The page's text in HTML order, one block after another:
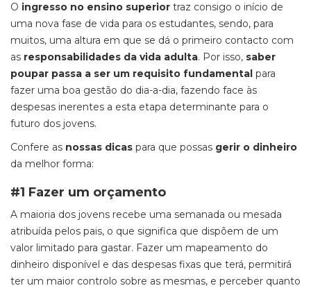
O ingresso no ensino superior traz consigo o início de
uma nova fase de vida para os estudantes, sendo, para
muitos, uma altura em que se dá o primeiro contacto com
as responsabilidades da vida adulta. Por isso, saber
poupar passa a ser um requisito fundamental para
fazer uma boa gestão do dia-a-dia, fazendo face às
despesas inerentes a esta etapa determinante para o
futuro dos jovens.
Confere as nossas dicas para que possas gerir o dinheiro
da melhor forma:
#1 Fazer um orçamento
A maioria dos jovens recebe uma semanada ou mesada
atribuída pelos pais, o que significa que dispõem de um
valor limitado para gastar. Fazer um mapeamento do
dinheiro disponível e das despesas fixas que terá, permitirá
ter um maior controlo sobre as mesmas, e perceber quanto